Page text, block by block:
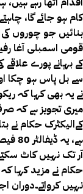
کام ہو جائے گا،
بنائیں جو چوروں کی
قومی اسمبلی آغا
کے بہانے پورے
سے بل پاس ہو چکا
نے یہ بھی کہا کہ
میری تجویز ہے کہ
کےالیکٹرک حکام نے
ہے،
آر تک نہیں کاٹ
حکام نے مزید کہا
نہیں کرواتے۔دوران